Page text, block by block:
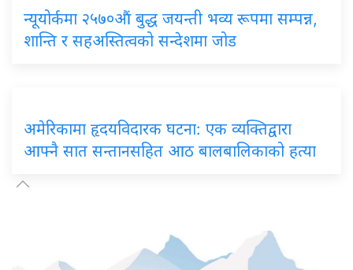
न्यूयोर्कमा २५७०औं बुद्ध जयन्ती भव्य रूपमा सम्पन्न,
शान्ति र सहअस्तित्वको सन्देशमा जोड
अमेरिकामा हृदयविदारक घटना: एक व्यक्तिद्वारा
आफ्नै सात सन्तानसहित आठ बालबालिकाको हत्या